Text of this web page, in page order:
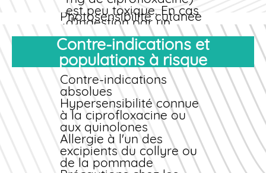
Céphalées
Photosensibilité cutanée
(très rare)
est peu toxique. En cas
d'ingestion par un
enfant, contactez
néanmoins un centre
antipoison (numéro
d'urgence : 15 ou le
centre régional le plus
proche). Faites boire
de l'eau et surveillez
l'apparition de
nausées ou
vomissements.
Conduite à tenir en
Contre-indications et
populations à risque
Contre-indications
absolues
Hypersensibilité connue
à la ciprofloxacine ou
aux quinolones
Allergie à l'un des
excipients du collyre ou
de la pommade